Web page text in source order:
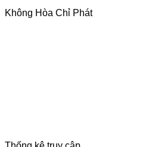
Không Hòa Chỉ Phát